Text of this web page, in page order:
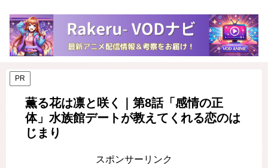
PR
薫る花は凛と咲く｜第8話「感情の正
体」水族館デートが教えてくれる恋のは
じまり
スポンサーリンク